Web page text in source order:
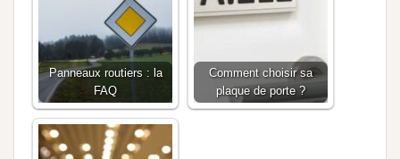
Panneaux routiers : la
FAQ
Comment choisir sa
plaque de porte ?